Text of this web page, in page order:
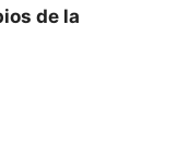
de la